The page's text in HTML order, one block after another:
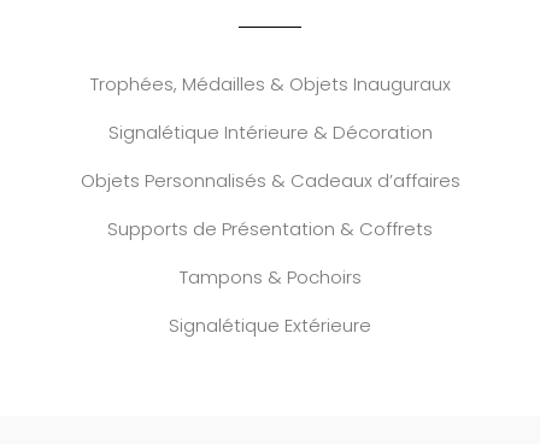
Trophées, Médailles & Objets Inauguraux
Signalétique Intérieure & Décoration
Objets Personnalisés & Cadeaux d’affaires
Supports de Présentation & Coffrets
Tampons & Pochoirs
Signalétique Extérieure